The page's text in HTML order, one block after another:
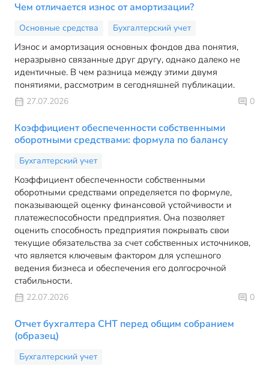
Чем отличается износ от амортизации?
Основные средства Бухгалтерский учет
Износ и амортизация основных фондов два понятия,
неразрывно связанные друг другу, однако далеко не
идентичные. В чем разница между этими двумя
понятиями, рассмотрим в сегодняшней публикации.
27.07.2026 0
Коэффициент обеспеченности собственными
оборотными средствами: формула по балансу
Бухгалтерский учет
Коэффициент обеспеченности собственными
оборотными средствами определяется по формуле,
показывающей оценку финансовой устойчивости и
платежеспособности предприятия. Она позволяет
оценить способность предприятия покрывать свои
текущие обязательства за счет собственных источников,
что является ключевым фактором для успешного
ведения бизнеса и обеспечения его долгосрочной
стабильности.
22.07.2026 0
Отчет бухгалтера СНТ перед общим собранием
(образец)
Бухгалтерский учет